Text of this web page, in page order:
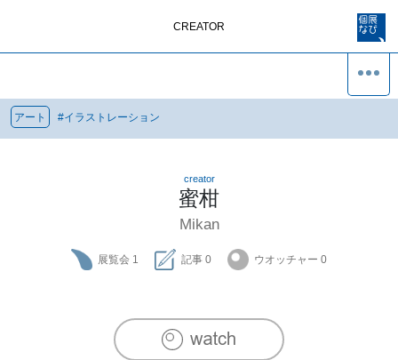
CREATOR
アート #イラストレーション
creator
蜜柑
Mikan
展覧会 1 記事 0 ウオッチャー 0